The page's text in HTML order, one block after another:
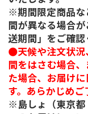
※期間限定商品な
間が異なる場合
送期間」をご確認
●天候や注文状況
間をはさむ場合
た場合、お届け
す。あらかじめご
※島しょ（東京都